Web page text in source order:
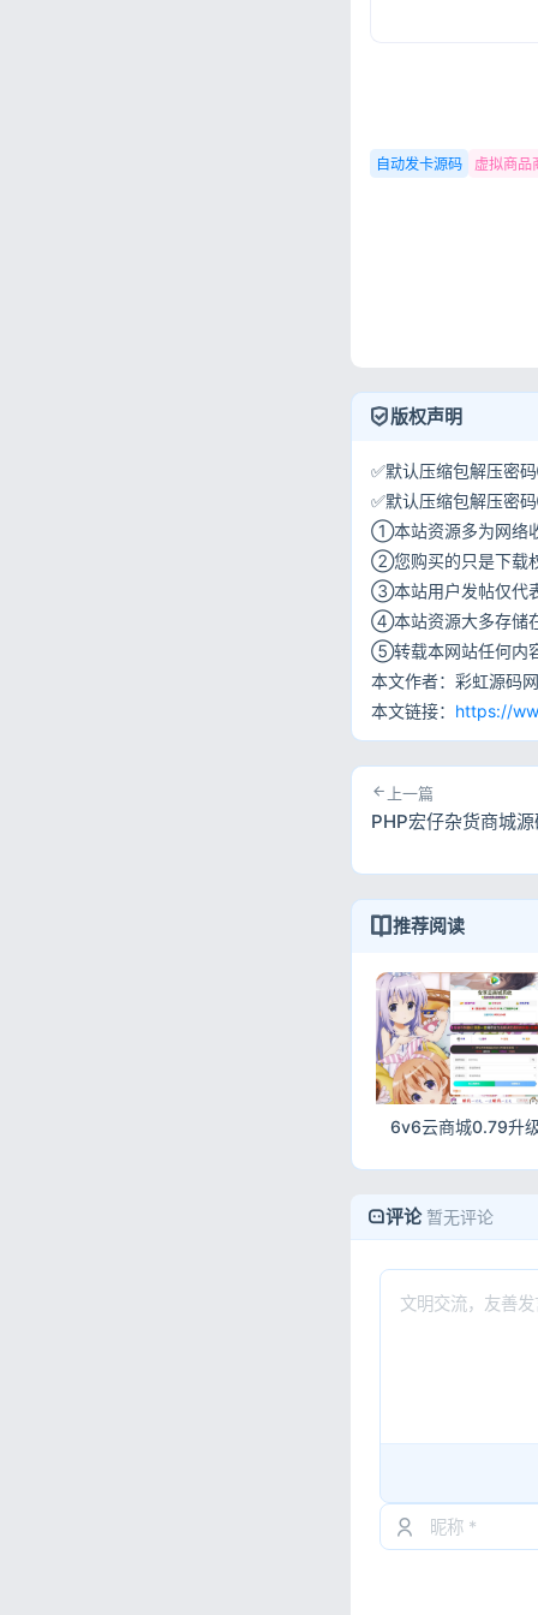
自动发卡源码 虚拟商品
版权声明
✅默认压缩包解压
✅默认压缩包解压
①本站资源多为网络
②您购买的只是下载
③本站用户发帖仅代
④本站资源大多存储
⑤转载本网站任何内
本文作者：彩虹源码网
本文链接： https://
上一篇
PHP宏仔杂货商城
推荐阅读
评论 暂无评论